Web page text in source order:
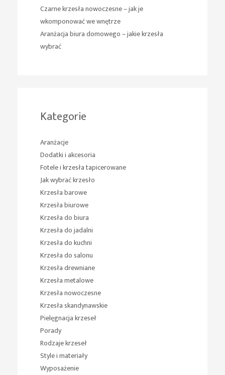
Czarne krzesła nowoczesne – jak je
wkomponować we wnętrze
Aranżacja biura domowego – jakie krzesła
wybrać
Kategorie
Aranżacje
Dodatki i akcesoria
Fotele i krzesła tapicerowane
Jak wybrać krzesło
Krzesła barowe
Krzesła biurowe
Krzesła do biura
Krzesła do jadalni
Krzesła do kuchni
Krzesła do salonu
Krzesła drewniane
Krzesła metalowe
Krzesła nowoczesne
Krzesła skandynawskie
Pielęgnacja krzeseł
Porady
Rodzaje krzeseł
Style i materiały
Wyposażenie